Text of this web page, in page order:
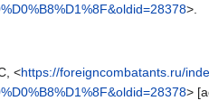
>.
<https://foreigncombatants.ru/
>